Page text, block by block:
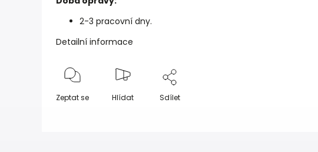
2-3 pracovní dny.
Detailní informace
Zeptat se Hlídat Sdílet